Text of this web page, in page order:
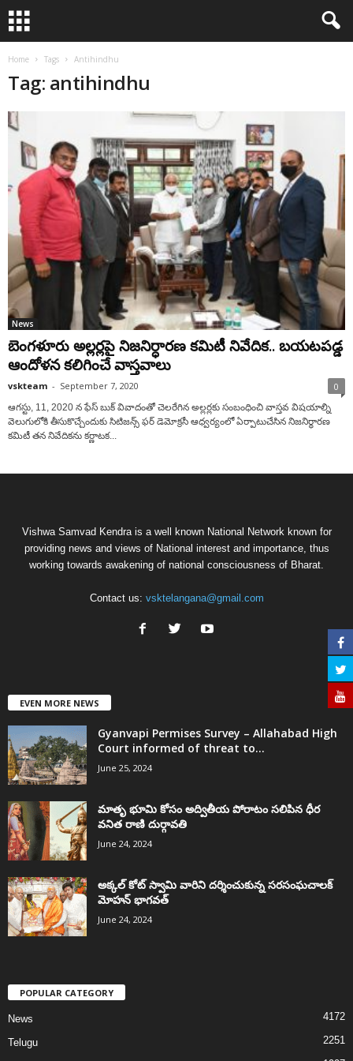
Home Tags Antihindhu
Tag: antihindhu
News
బెంగళూరు అల్లర్లపై నిజనిర్ధారణ కమిటీ నివేదిక.. బయటపడ్డ
ఆందోళన కలిగించే వాస్తవాలు
vskteam - September 7, 2020 0
ఆగస్టు, 11, 2020 న ఫేస్ బుక్ వివాదంతో చెలరేగిన అల్లర్లకు సంబంధించి వాస్తవ విషయాల్ని
వెలుగులోకి తీసుకొచ్చేందుకు సిటిజన్స్ ఫర్ డెమోక్రసీ ఆధ్వర్యంలో ఏర్పాటుచేసిన నిజనిర్ధారణ
కమిటీ తన నివేదికను కర్ణాటక...
Vishwa Samvad Kendra is a well known National Network known for
providing news and views of National interest and importance, thus
working towards awakening of national consciousness of Bharat.
Contact us: vsktelangana@gmail.com
EVEN MORE NEWS
Gyanvapi Permises Survey – Allahabad High
Court informed of threat to...
June 25, 2024
మాతృ భూమి కోసం అద్వితీయ పోరాటం సలిపిన ధీర
వనిత రాణి దుర్గావతి
June 24, 2024
అక్కల్‌ కోట్‌ స్వామి వారిని దర్శించుకున్న సరసంఘచాలక్
మోహన్ భాగవత్
June 24, 2024
POPULAR CATEGORY
News 4172
Telugu 2251